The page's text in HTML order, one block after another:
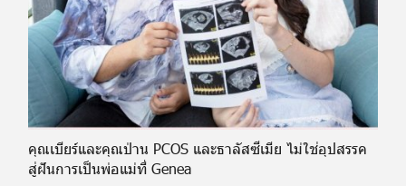
คุณเบียร์และคุณป่าน PCOS และธาลัสซีเมีย ไม่ใช่อุปสรรค
สู่ฝันการเป็นพ่อแม่ที่ Genea